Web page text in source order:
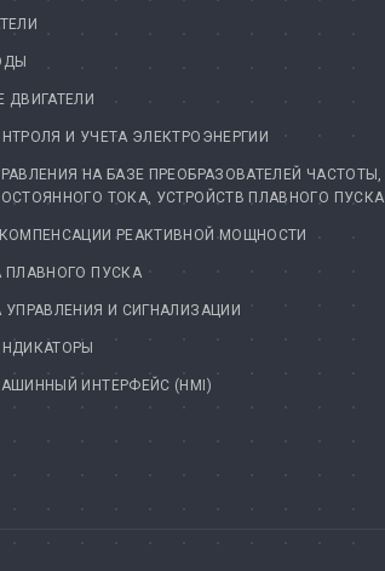
ДВИГАТЕЛИ
И УЧЕТА ЭЛЕКТРОЭНЕРГИИ
НА БАЗЕ ПРЕОБРАЗОВАТЕЛЕЙ ЧАСТОТЫ,
ТОКА, УСТРОЙСТВ ПЛАВНОГО ПУСКА
РЕАКТИВНОЙ МОЩНОСТИ
ПЛАВНОГО ПУСКА
УПРАВЛЕНИЯ И СИГНАЛИЗАЦИИ
ИНТЕРФЕЙС (HMI)